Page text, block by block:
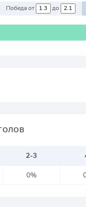
Победа от до
2-3
0%